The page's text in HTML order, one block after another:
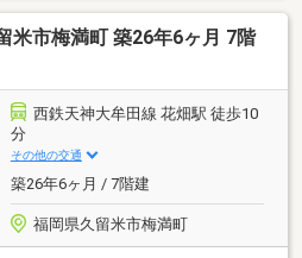
米市梅満町 築26年6ヶ月 7階
西鉄天神大牟田線 花畑駅 徒歩10
分
その他の交通
築26年6ヶ月 / 7階建
福岡県久留米市梅満町